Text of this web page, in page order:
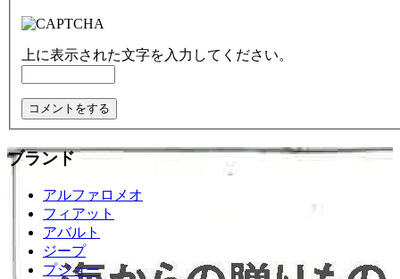
上に表示された文字を入力してください。
ブランド
アルファロメオ
フィアット
アバルト
ジープ
プジョー